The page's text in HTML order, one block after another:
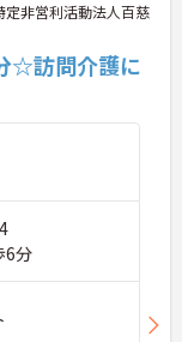
定非営利活動法人百慈
☆訪問介護に
6分